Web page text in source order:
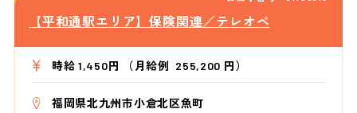
【平和通駅エリア】保険関連／テレオペ
時給 1,450円 （月給例 255,200 円）
福岡県北九州市小倉北区魚町